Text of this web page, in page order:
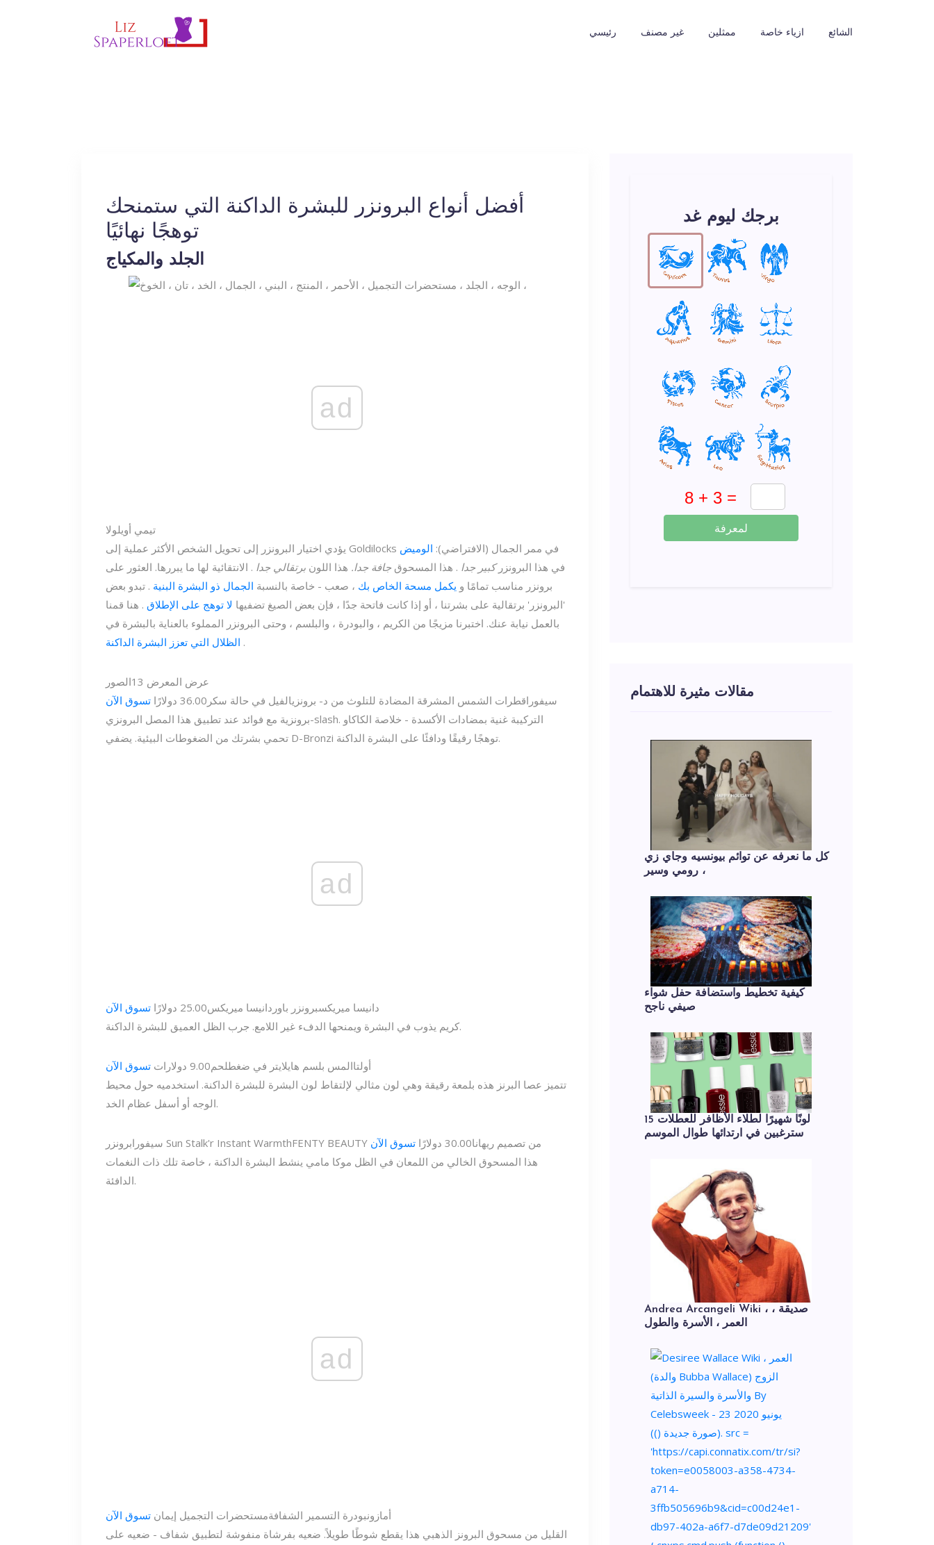
رئيسي غير مصنف ممثلين ازياء خاصة الشائع
أفضل أنواع البرونزر للبشرة الداكنة التي ستمنحك
توهجًا نهائيًا
الجلد والمكياج
ad
تيمي أويلولا
يؤدي اختيار البرونزر إلى تحويل الشخص الأكثر عملية إلى Goldilocks في ممر الجمال (الافتراضي): الوميض
في هذا البرونزركبير جدا . هذا المسحوق جافة جدا. هذا اللون برتقالي جدا . الانتقائية لها ما يبررها. العثور على
برونزر مناسب تمامًا و يكمل مسحة الخاص بك ، صعب - خاصة بالنسبة الجمال ذو البشرة البنية . تبدو بعض
'البرونزر' برتقالية على بشرتنا ، أو إذا كانت فاتحة جدًا ، فإن بعض الصيغ تضفيها لا توهج على الإطلاق . هنا قمنا
بالعمل نيابة عنك. اختبرنا مزيجًا من الكريم ، والبودرة ، والبلسم ، وحتى البرونزر المملوء بالعناية بالبشرة في
الظلال التي تعزز البشرة الداكنة .
عرض المعرض 13الصور
سيفوراقطرات الشمس المشرقة المضادة للتلوث من د- برونزيالفيل في حالة سكر 36.00 دولارًا
تسوق الآن
برونزية مع فوائد عند تطبيق هذا المصل البرونزي-slash. التركيبة غنية بمضادات الأكسدة - خلاصة الكاكاو
تحمي بشرتك من الضغوطات البيئية. يضفي D-Bronzi توهجًا رقيقًا ودافئًا على البشرة الداكنة.
ad
دانيسا ميريكسبرونزر باور دانيسا ميريكس25.00 دولارًا
تسوق الآن
كريم يذوب في البشرة ويمنحها الدفء غير اللامع. جرب الظل العميق للبشرة الداكنة.
أولتاالمس بلسم هايلايتر في ضغطلحم9.00 دولارات
تسوق الآن
تتميز عصا البرنز هذه بلمعة رقيقة وهي لون مثالي لإلتقاط لون البشرة للبشرة الداكنة. استخدميه حول محيط
الوجه أو أسفل عظام الخد.
سيفورا برونزر Sun Stalk'r Instant Warmth FENTY BEAUTY من تصميم ريهانا30.00 دولارًا
تسوق الآن
هذا المسحوق الخالي من اللمعان في الظل موكا مامي ينشط البشرة الداكنة ، خاصة تلك ذات النغمات
الدافئة.
ad
أمازونبودرة التسمير الشفافةمستحضرات التجميل إيمان تسوق الآن
القليل من مسحوق البرونز الذهبي هذا يقطع شوطًا طويلاً. ضعيه بفرشاة منفوشة لتطبيق شفاف - ضعيه على
برجك ليوم غد
لمعرفة
مقالات مثيرة للاهتمام
كل ما نعرفه عن توائم بيونسيه وجاي زي
، رومي وسير
كيفية تخطيط واستضافة حفل شواء
صيفي ناجح
15 لونًا شهيرًا لطلاء الأظافر للعطلات
سترغبين في ارتدائها طوال الموسم
Andrea Arcangeli Wiki ، صديقة ،
العمر ، الأسرة والطول